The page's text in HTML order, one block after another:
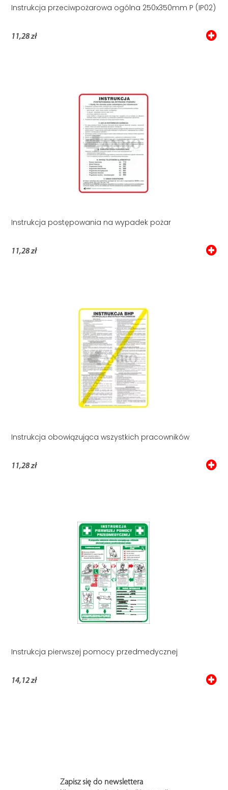
Instrukcja przeciwpożarowa ogólna 250x350mm P (IP02)
11,28 zł
Instrukcja postępowania na wypadek pożar
11,28 zł
Instrukcja obowiązująca wszystkich pracowników
11,28 zł
Instrukcja pierwszej pomocy przedmedycznej
14,12 zł
Zapisz się do newslettera